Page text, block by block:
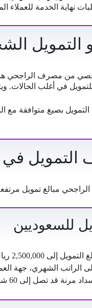
نهاية الخدمة للعملاء
التمويل
من مصرف الراجحي هو
في أغلب الحالات.
التمويل بصيغ متوافقة مع
التمويل
مبالغ تمويل
للسعوديين
إلى 2,500,000 ريال سعودي.
الراتب الشهري، جهة
مرنة قد تصل إلى 60 شهرًا.